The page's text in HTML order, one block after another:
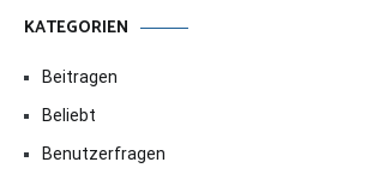
KATEGORIEN
Beitragen
Beliebt
Benutzerfragen